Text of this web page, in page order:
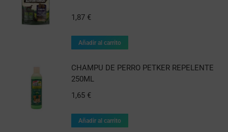
1,87 €
Añadir al carrito
CHAMPU DE PERRO PETKER REPELENTE
250ML
1,65 €
Añadir al carrito